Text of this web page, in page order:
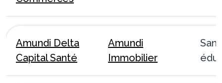
Amundi Delta
Capital Santé
Amundi
Immobilier